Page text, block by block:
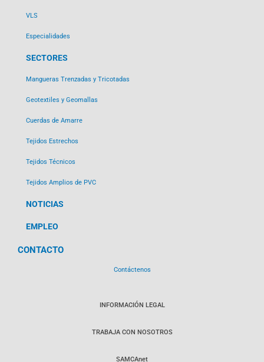
VLS
Especialidades
SECTORES
Mangueras Trenzadas y Tricotadas
Geotextiles y Geomallas
Cuerdas de Amarre
Tejidos Estrechos
Tejidos Técnicos
Tejidos Amplios de PVC
NOTICIAS
EMPLEO
CONTACTO
Contáctenos
INFORMACIÓN LEGAL
TRABAJA CON NOSOTROS
SAMCAnet